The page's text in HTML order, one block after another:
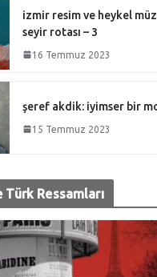
izmir resim ve heykel
seyir rotası – 3
16 Temmuz 2023
şeref akdik: iyimser bir
15 Temmuz 2023
Türk Ressamları